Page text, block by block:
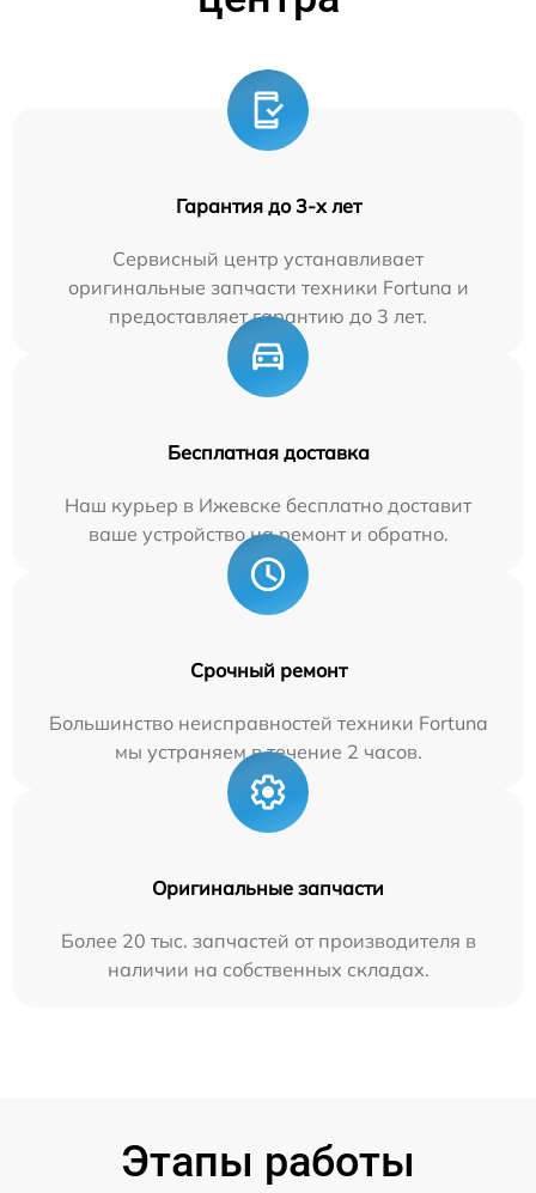
Гарантия до 3-х лет
Сервисный центр устанавливает
оригинальные запчасти техники Fortuna и
предоставляет гарантию до 3 лет.
Бесплатная доставка
Наш курьер в Ижевске бесплатно доставит
ваше устройство на ремонт и обратно.
Срочный ремонт
Большинство неисправностей техники Fortuna
мы устраняем в течение 2 часов.
Оригинальные запчасти
Более 20 тыс. запчастей от производителя в
наличии на собственных складах.
Этапы работы